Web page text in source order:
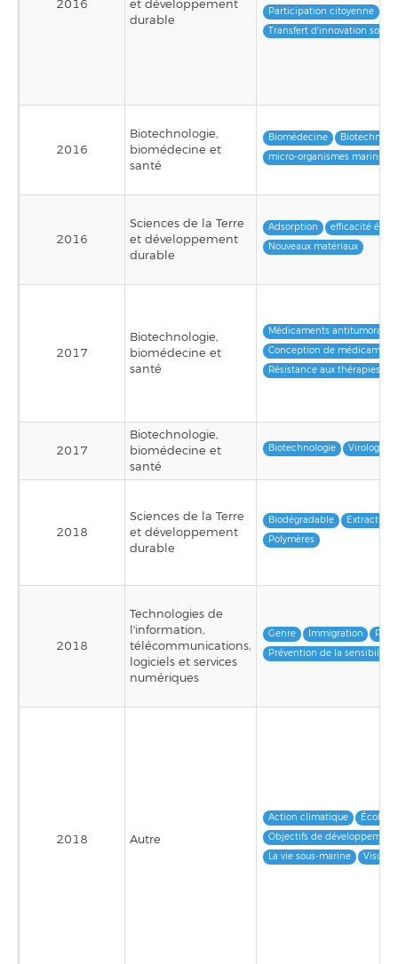
2016
et développement
durable
Participation citoyenne
Transfert d'innovation
2016
Biotechnologie,
biomédecine et
santé
Biomédecine
micro-organismes marins
2016
Sciences de la Terre
et développement
durable
Adsorption
efficacité
Nouveaux matériaux
2017
Biotechnologie,
biomédecine et
santé
Médicaments antitumoraux
Conception de
Résistance aux thérapies
2017
Biotechnologie,
biomédecine et
santé
Biotechnologie Virologie
2018
Sciences de la Terre
et développement
durable
Biodégradable
Extraction
Polymères
2018
Technologies de
l'information,
télécommunications,
logiciels et services
numériques
Genre Immigration
Prévention de la
2018 Autre
Action climatique
Objectifs de
La vie sous-marine